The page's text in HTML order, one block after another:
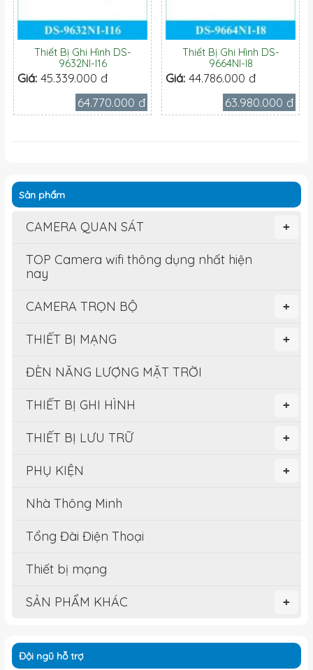
Thiết Bị Ghi Hình DS-
9632NI-I16
Giá: 45.339.000 đ
64.770.000 đ
Thiết Bị Ghi Hình DS-
9664NI-I8
Giá: 44.786.000 đ
63.980.000 đ
Sản phẩm
+
CAMERA QUAN SÁT
TOP Camera wifi thông dụng nhất hiện
nay
+
CAMERA TRỌN BỘ
+
THIẾT BỊ MẠNG
ĐÈN NĂNG LƯỢNG MẶT TRỜI
+
THIẾT BỊ GHI HÌNH
+
THIẾT BỊ LƯU TRỮ
+
PHỤ KIỆN
Nhà Thông Minh
Tổng Đài Điện Thoại
Thiết bị mạng
+
SẢN PHẨM KHÁC
Đội ngũ hỗ trợ